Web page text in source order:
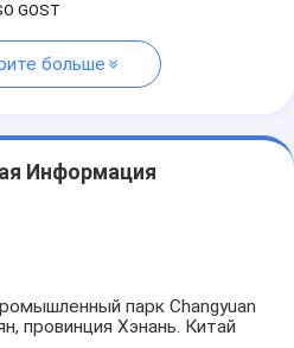
GOST
больше
Информация
парк Changyuan
провинция Хэнань. Китай